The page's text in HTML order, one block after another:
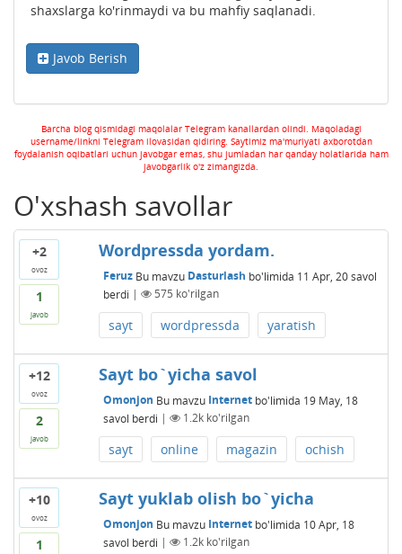
shaxslarga ko'rinmaydi va bu mahfiy saqlanadi.
Javob Berish
Barcha blog qismidagi maqolalar Telegram kanallardan olindi. Maqoladagi
username/linkni Telegram ilovasidan qidiring. Saytimiz ma'muriyati axborotdan
foydalanish oqibatlari uchun javobgar emas, shu jumladan har qanday holatlarida ham
javobgarlik o'z zimangizda.
O'xshash savollar
+2
ovoz
1
javob
Wordpressda yordam.
Feruz Bu mavzu Dasturlash bo'limida 11 Apr, 20 savol
berdi | 575 ko'rilgan
sayt wordpressda yaratish
+12
ovoz
2
javob
Sayt bo`yicha savol
Omonjon Bu mavzu Internetbo'limida 19 May, 18
savol berdi | 1.2kko'rilgan
sayt online magazin ochish
+10
ovoz
1
Sayt yuklab olish bo`yicha
Omonjon Bu mavzu Internetbo'limida 10 Apr, 18
savol berdi | 1.2kko'rilgan